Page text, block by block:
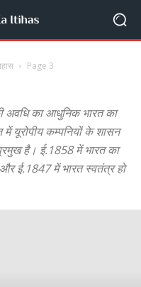
Page 3
का आधुनिक भारत का
में यूरोपीय कम्पनियों के शासन
है। ई.1858 में भारत का
ई.1847 में भारत स्वतंत्र हो